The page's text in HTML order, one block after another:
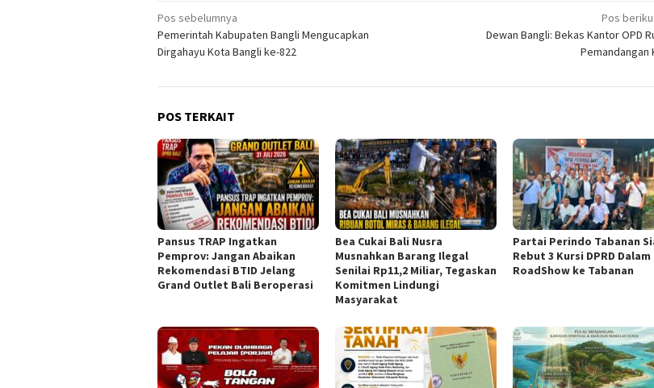
Navigasi
pos
Pos sebelumnya
Pemerintah Kabupaten Bangli Mengucapkan
Dirgahayu Kota Bangli ke-822
Pos
Dewan Bangli: Bekas Kantor OPD
Pemandangan
POS TERKAIT
Pansus TRAP Ingatkan
Pemprov: Jangan Abaikan
Rekomendasi BTID Jelang
Grand Outlet Bali Beroperasi
Bea Cukai Bali Nusra
Musnahkan Barang Ilegal
Senilai Rp11,2 Miliar, Tegaskan
Komitmen Lindungi
Masyarakat
Partai Perindo Tabanan
Rebut 3 Kursi DPRD Dalam
RoadShow ke Tabanan